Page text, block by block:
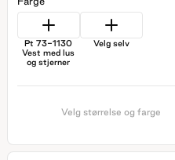
Pt 73-1130
Vest med lus
og stjerner
Velg selv
Velg størrelse og farge